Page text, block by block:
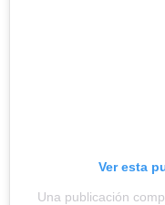
Ver esta
Una publicación